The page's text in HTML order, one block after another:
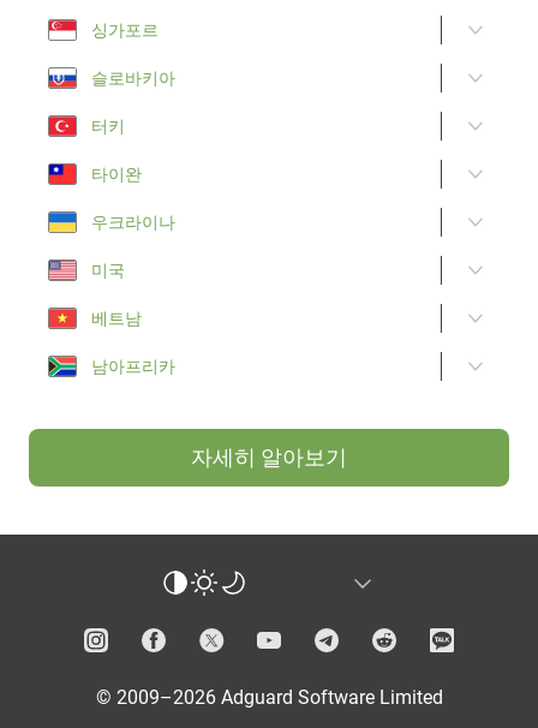
싱가포르
슬로바키아
터키
타이완
우크라이나
미국
베트남
남아프리카
자세히 알아보기
© 2009–2026 Adguard Software Limited